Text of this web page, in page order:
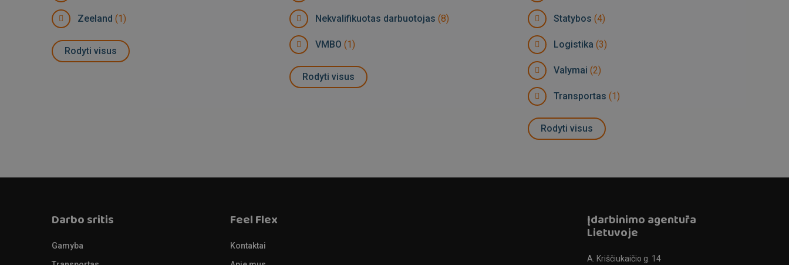
Zeeland (1)
Rodyti visus
Nekvalifikuotas darbuotojas (8)
VMBO (1)
Rodyti visus
Statybos (4)
Logistika (3)
Valymai (2)
Transportas (1)
Rodyti visus
Darbo sritis
Gamyba
Feel Flex
Kontaktai
Įdarbinimo agentūra
Lietuvoje
A. Kriščiukaičio g. 14